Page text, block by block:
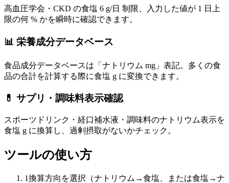
高血圧学会・CKD の食塩 6 g/日 制限、入力した値が 1 日上
限の何 % かを瞬時に確認できます。
📊 栄養成分データベース
食品成分データベースは「ナトリウム mg」表記。多くの食
品の合計を計算する際に食塩 g に変換できます。
💊 サプリ・調味料表示確認
スポーツドリンク・経口補水液・調味料のナトリウム表示を
食塩 g に換算し、過剰摂取がないかチェック。
ツールの使い方
1換算方向を選択（ナトリウム→食塩、または食塩→ナ